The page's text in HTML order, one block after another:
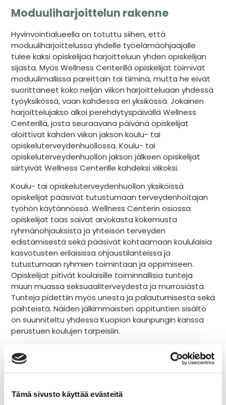
Tämä sivusto käyttää evästeitä
Moduuliharjoittelun rakenne
Hyvinvointialueella on totuttu siihen, että
moduuliharjoittelussa yhdelle työelämäohjaajalle
tulee kaksi opiskelijaa harjoitteluun yhden opiskelijan
sijasta. Myös Wellness Centerillä opiskelijat toimivat
moduulimallissa pareittain tai tiiminä, mutta he eivät
suorittaneet koko neljän viikon harjoitteluaan yhdessä
työyksikössä, vaan kahdessa eri yksikössä. Jokainen
harjoittelujakso alkoi perehdytyspäivällä Wellness
Centerillä, josta seuraavana päivänä opiskelijat
aloittivat kahden viikon jakson koulu- tai
opiskeluterveydenhuollossa. Koulu- tai
opiskeluterveydenhuollon jakson jälkeen opiskelijat
siirtyivät Wellness Centerille kahdeksi viikoksi.
Koulu- tai opiskeluterveydenhuollon yksiköissä
opiskelijat pääsivät tutustumaan terveydenhoitajan
työhön käytännössä. Wellness Centerin osiossa
opiskelijat taas saivat arvokasta kokemusta
ryhmänohjauksista ja yhteisön terveyden
edistämisestä sekä pääsivät kohtaamaan koululaisia
kasvotusten erilaisissa ohjaustilanteissa ja
tutustumaan ryhmien toimintaan ja oppimiseen.
Opiskelijat pitivät koulaisille toiminnallisia tunteja
muun muassa seksuaaliterveydestä ja murrosiästä.
Tunteja pidettiin myös unesta ja palautumisesta sekä
päihteistä. Näiden jälkimmäisten oppituntien sisältö
on suunniteltu yhdessä Kuopion kaunpungin kanssa
perustuen koulujen tarpeisiin.
Palaute ja kokemukset
moduuliharjoittelusta
aiheuttaa väistämättä epäilyksiä siitä, miten asiat